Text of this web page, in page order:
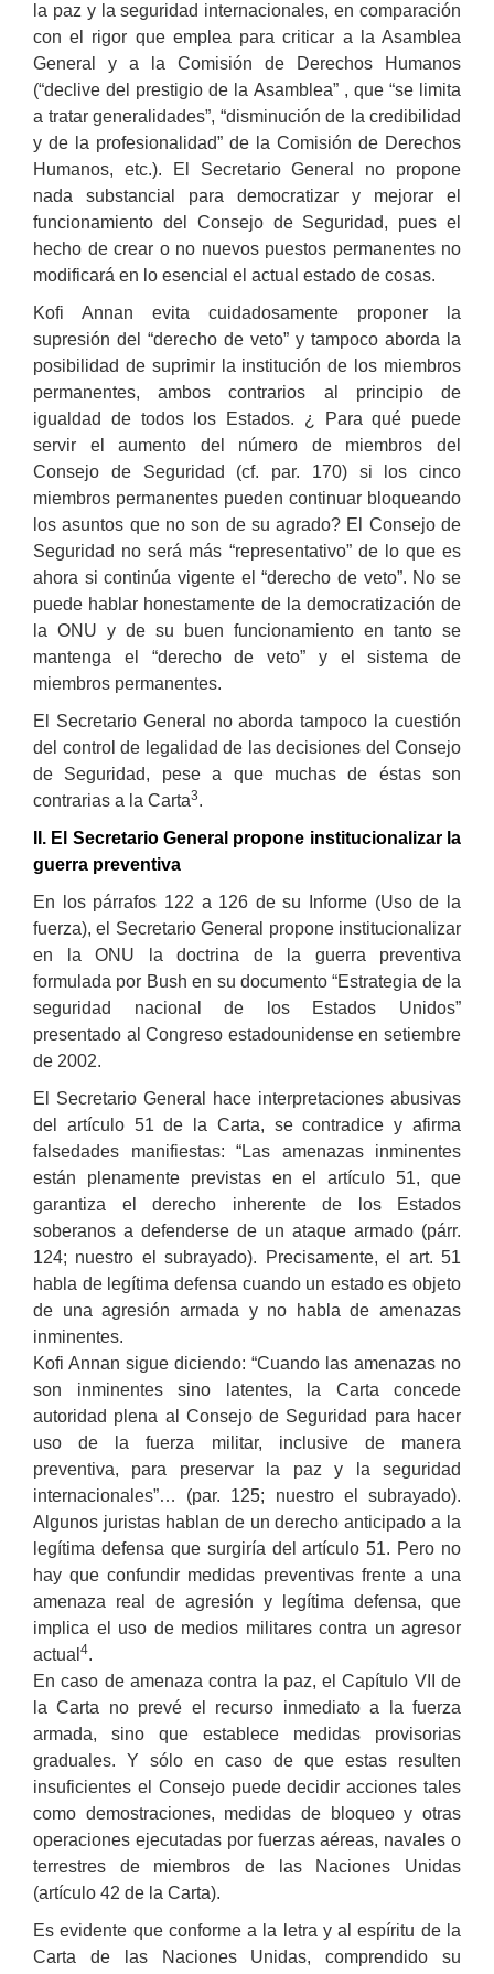
la paz y la seguridad internacionales, en comparación
con el rigor que emplea para criticar a la Asamblea
General y a la Comisión de Derechos Humanos
(“declive del prestigio de la Asamblea” , que “se limita
a tratar generalidades”, “disminución de la credibilidad
y de la profesionalidad” de la Comisión de Derechos
Humanos, etc.). El Secretario General no propone
nada substancial para democratizar y mejorar el
funcionamiento del Consejo de Seguridad, pues el
hecho de crear o no nuevos puestos permanentes no
modificará en lo esencial el actual estado de cosas.
Kofi Annan evita cuidadosamente proponer la
supresión del “derecho de veto” y tampoco aborda la
posibilidad de suprimir la institución de los miembros
permanentes, ambos contrarios al principio de
igualdad de todos los Estados. ¿ Para qué puede
servir el aumento del número de miembros del
Consejo de Seguridad (cf. par. 170) si los cinco
miembros permanentes pueden continuar bloqueando
los asuntos que no son de su agrado? El Consejo de
Seguridad no será más “representativo” de lo que es
ahora si continúa vigente el “derecho de veto”. No se
puede hablar honestamente de la democratización de
la ONU y de su buen funcionamiento en tanto se
mantenga el “derecho de veto” y el sistema de
miembros permanentes.
El Secretario General no aborda tampoco la cuestión
del control de legalidad de las decisiones del Consejo
de Seguridad, pese a que muchas de éstas son
contrarias a la Carta3.
II. El Secretario General propone institucionalizar la
guerra preventiva
En los párrafos 122 a 126 de su Informe (Uso de la
fuerza), el Secretario General propone institucionalizar
en la ONU la doctrina de la guerra preventiva
formulada por Bush en su documento “Estrategia de la
seguridad nacional de los Estados Unidos”
presentado al Congreso estadounidense en setiembre
de 2002.
El Secretario General hace interpretaciones abusivas
del artículo 51 de la Carta, se contradice y afirma
falsedades manifiestas: “Las amenazas inminentes
están plenamente previstas en el artículo 51, que
garantiza el derecho inherente de los Estados
soberanos a defenderse de un ataque armado (párr.
124; nuestro el subrayado). Precisamente, el art. 51
habla de legítima defensa cuando un estado es objeto
de una agresión armada y no habla de amenazas
inminentes.
Kofi Annan sigue diciendo: “Cuando las amenazas no
son inminentes sino latentes, la Carta concede
autoridad plena al Consejo de Seguridad para hacer
uso de la fuerza militar, inclusive de manera
preventiva, para preservar la paz y la seguridad
internacionales”… (par. 125; nuestro el subrayado).
Algunos juristas hablan de un derecho anticipado a la
legítima defensa que surgiría del artículo 51. Pero no
hay que confundir medidas preventivas frente a una
amenaza real de agresión y legítima defensa, que
implica el uso de medios militares contra un agresor
actual 4.
En caso de amenaza contra la paz, el Capítulo VII de
la Carta no prevé el recurso inmediato a la fuerza
armada, sino que establece medidas provisorias
graduales. Y sólo en caso de que estas resulten
insuficientes el Consejo puede decidir acciones tales
como demostraciones, medidas de bloqueo y otras
operaciones ejecutadas por fuerzas aéreas, navales o
terrestres de miembros de las Naciones Unidas
(artículo 42 de la Carta).
Es evidente que conforme a la letra y al espíritu de la
Carta de las Naciones Unidas, comprendido su